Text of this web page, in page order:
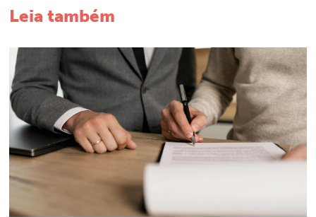
Leia também